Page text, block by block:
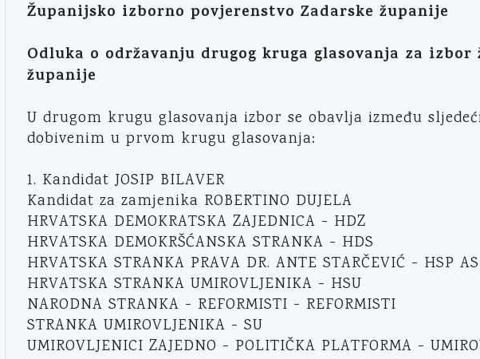
Županijsko izborno povjerenstvo Zadarske županije
Odluka o održavanju drugog kruga glasovanja za
županije
U drugom krugu glasovanja izbor se obavlja između
dobivenim u prvom krugu glasovanja:
1. Kandidat JOSIP BILAVER
Kandidat za zamjenika ROBERTINO DUJELA
HRVATSKA DEMOKRATSKA ZAJEDNICA - HDZ
HRVATSKA DEMOKRŠĆANSKA STRANKA - HDS
HRVATSKA STRANKA PRAVA DR. ANTE STARČEVIĆ - HSP AS
HRVATSKA STRANKA UMIROVLJENIKA - HSU
NARODNA STRANKA - REFORMISTI - REFORMISTI
STRANKA UMIROVLJENIKA - SU
UMIROVLJENICI ZAJEDNO - POLITIČKA PLATFORMA -